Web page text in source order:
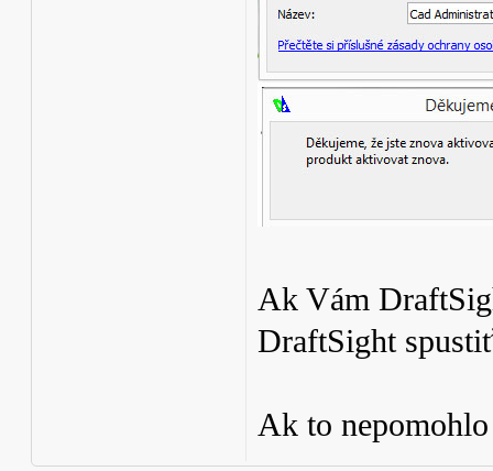
Ak Vám
DraftSight
Ak to